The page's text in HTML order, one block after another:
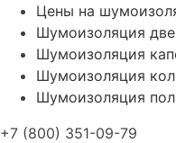
Цены на
Шумоизоляция
Шумоизоляция
Шумоизоляция
Шумоизоляция
+7 (800) 351-09-79